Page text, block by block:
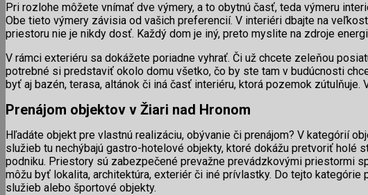
Pri rozlohe môžete vnímať dve výmery, a to obytnú časť, teda výmeru
Obe tieto výmery závisia od vašich preferencií. V interiéri dbajte na
priestoru nie je nikdy dosť. Každý dom je iný, preto myslite na zdroje
V rámci exteriéru sa dokážete poriadne vyhrať. Či už chcete zeleňou
potrebné si predstaviť okolo domu všetko, čo by ste tam v budúcnosti
byť aj bazén, terasa, altánok či iná časť interiéru, ktorá pozemok
Prenájom objektov v Žiari nad Hronom
Hľadáte objekt pre vlastnú realizáciu, obývanie či prenájom? V kategórií
služieb tu nechýbajú gastro-hotelové objekty, ktoré dokážu pretvoriť holé
podniku. Priestory sú zabezpečené prevažne prevádzkovými priestormi
môžu byť lokalita, architektúra, exteriér či iné prívlastky. Do tejto
služieb alebo športové objekty.